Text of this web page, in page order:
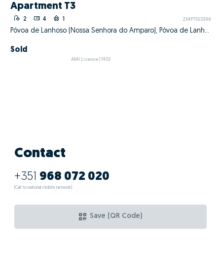
Apartment T3
2 4 1 ZMPT553398
Póvoa de Lanhoso (Nossa Senhora do Amparo), Póvoa de Lanhoso, Braga
Sold
AMI License 17432
Contact
+351 968 072 020
(Call to national mobile network)
Save (QR Code)